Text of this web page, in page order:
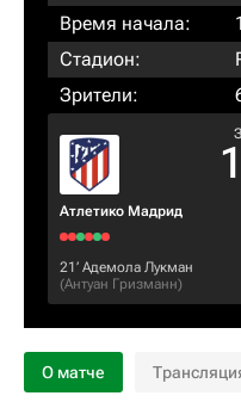
Время начала:
Стадион:
Зрители:
Атлетико Мадрид
1
21‎’‎ Адемола Лукман
(Антуан Гризманн)
О матче